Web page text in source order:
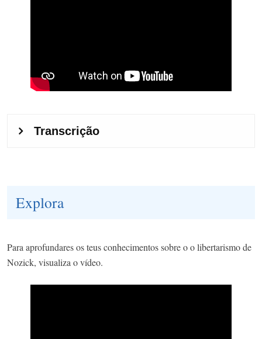
Explora
Para aprofundares os teus conhecimentos sobre o o libertarismo de
Nozick, visualiza o vídeo.